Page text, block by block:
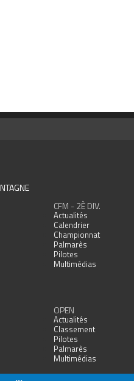
CFM - 2È DIV.
Actualités
Calendrier
Championnat
Palmarès
Pilotes
Multimédias
OPEN
Actualités
Classement
Pilotes
Palmarès
Multimédias